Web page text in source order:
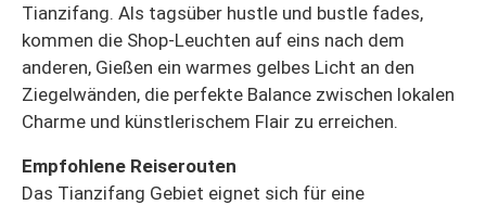
Tianzifang. Als tagsüber hustle und bustle fades,
kommen die Shop-Leuchten auf eins nach dem
anderen, Gießen ein warmes gelbes Licht an den
Ziegelwänden, die perfekte Balance zwischen lokalen
Charme und künstlerischem Flair zu erreichen.
Empfohlene Reiserouten
Das Tianzifang Gebiet eignet sich für eine